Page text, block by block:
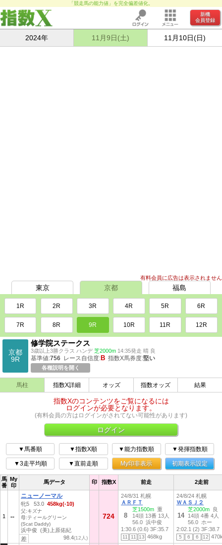
「競走馬の能力値」を完全偏差値化。
新機
会員登録
2024年 11月9日(土) 11月10日(日)
有料会員に広告は表示されません
東京 京都 福島
1R 2R 3R 4R 5R 6R
7R 8R 9R 10R 11R 12R
京都
9R
修学院ステークス
3歳以上3勝クラス ハンデ 芝2000m 14:35発走 晴 良
基準値:756 レース自信度:B 指数X馬券度:堅い
各種説明を開く
馬柱 指数X詳細 オッズ 指数オッズ 結果
指数Xのコンテンツをご覧になるには
ログインが必要となります。
(有料会員の方はログインがされてない可能性があります)
ログイン
▼馬番順 ▼指数X順 ▼能力指数順 ▼発揮指数順
▼3走平均順 ▼直前走順 My印非表示 初期表示設定
馬
番
My
印
馬データ 印 指数X
1
ニューノーマル
牝5 53.0 458kg(-10)
父:キズナ
母:ティールグリーン
(Scat Daddy)
浜中俊 (美)上原佑紀
98.4(12人)
差
724
前走 2走前
24/8/31 札幌
ＡＲＦＴ
8
芝1500m 重
14頭 13番 13人
56.0 浜中俊
1:30.6 (0.6) 3F:35.7
11 11 13 468kg
24/8/24 札幌
ＷＡＳＪ２
14
芝2000m 良
14頭 4番 4人
56.0 ホー
2:02.1 (2) 3F:38.7
5 6 6 12